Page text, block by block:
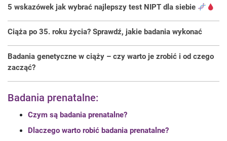
5 wskazówek jak wybrać najlepszy test NIPT dla siebie
Ciąża po 35. roku życia? Sprawdź, jakie badania wykonać
Badania genetyczne w ciąży – czy warto je zrobić i od czego
zacząć?
Badania prenatalne:
Czym są badania prenatalne?
Dlaczego warto robić badania prenatalne?